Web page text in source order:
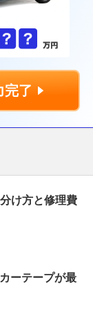
完了
け方と修理費
ーテープが最